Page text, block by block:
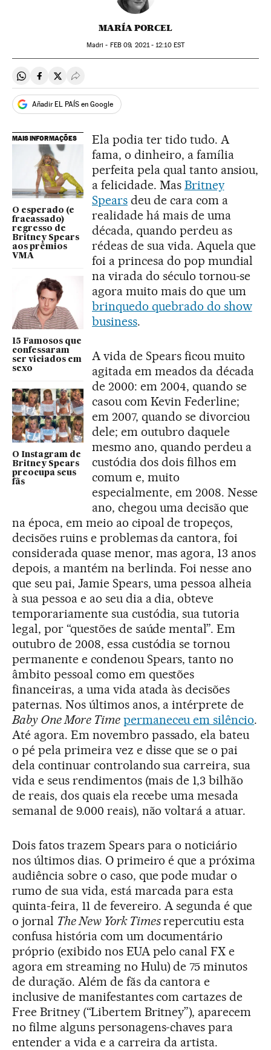
MARÍA PORCEL
Madri - FEB 09, 2021 - 12:10EST
Compartir en Whatsapp
Compartir en Facebook
Compartir en Twitter
Desplegar Redes Sociales
Añadir EL PAÍS en Google
MAIS INFORMAÇÕES
O esperado (e
fracassado)
regresso de
Britney Spears
aos prêmios
VMA
15 Famosos que
confessaram
ser viciados em
sexo
O Instagram de
Britney Spears
preocupa seus
fãs
Ela podia ter tido tudo. A
fama, o dinheiro, a família
perfeita pela qual tanto ansiou,
a felicidade. Mas Britney
Spearsdeu de cara com a
realidade há mais de uma
década, quando perdeu as
rédeas de sua vida. Aquela que
foi a princesa do pop mundial
na virada do século tornou-se
agora muito mais do que um
brinquedo quebrado do show
business.
A vida de Spears ficou muito
agitada em meados da década
de 2000: em 2004, quando se
casou com Kevin Federline;
em 2007, quando se divorciou
dele; em outubro daquele
mesmo ano, quando perdeu a
custódia dos dois filhos em
comum e, muito
especialmente, em 2008. Nesse
ano, chegou uma decisão que
na época, em meio ao cipoal de tropeços,
decisões ruins e problemas da cantora, foi
considerada quase menor, mas agora, 13 anos
depois, a mantém na berlinda. Foi nesse ano
que seu pai, Jamie Spears, uma pessoa alheia
à sua pessoa e ao seu dia a dia, obteve
temporariamente sua custódia, sua tutoria
legal, por “questões de saúde mental”. Em
outubro de 2008, essa custódia se tornou
permanente e condenou Spears, tanto no
âmbito pessoal como em questões
financeiras, a uma vida atada às decisões
paternas. Nos últimos anos, a intérprete de
Baby One More Time permaneceu em silêncio.
Até agora. Em novembro passado, ela bateu
o pé pela primeira vez e disse que se o pai
dela continuar controlando sua carreira, sua
vida e seus rendimentos (mais de 1,3 bilhão
de reais, dos quais ela recebe uma mesada
semanal de 9.000 reais), não voltará a atuar.
Dois fatos trazem Spears para o noticiário
nos últimos dias. O primeiro é que a próxima
audiência sobre o caso, que pode mudar o
rumo de sua vida, está marcada para esta
quinta-feira, 11 de fevereiro. A segunda é que
o jornal The New York Timesrepercutiu esta
confusa história com um documentário
próprio (exibido nos EUA pelo canal FX e
agora em streaming no Hulu) de 75 minutos
de duração. Além de fãs da cantora e
inclusive de manifestantes com cartazes de
Free Britney (“Libertem Britney”), aparecem
no filme alguns personagens-chaves para
entender a vida e a carreira da artista.